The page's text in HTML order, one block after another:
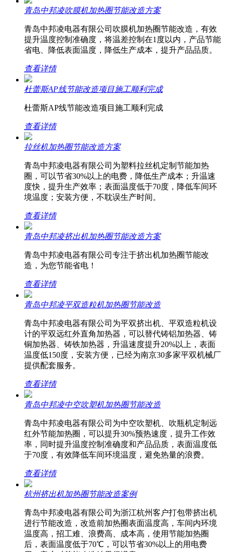
青岛中邦凌吹膜机加热圈节能改造方案
青岛中邦凌电器有限公司吹膜机加热圈节能改造，有效
提升温度控制准确度，将温差控制在1度以内，产品节能
省电、降低表面温度，降低生产成本，提升产品品质。
查看详情
杜蕾斯AP线节能改造项目施工顺利完成
杜蕾斯AP线节能改造项目施工顺利完成
查看详情
拉丝机加热圈节能改造方案
青岛中邦凌电器有限公司为塑料拉丝机定制节能加热
圈，可以节省30%以上的电费，降低生产成本；升温速
度快，提升生产效率；表面温度低于70度，降低车间环
境温度；安装方便，不耽误生产时间。
查看详情
青岛中邦凌挤出机加热圈节能改造方案
青岛中邦凌电器有限公司专注于挤出机加热圈节能改
造，为您节能省电！
查看详情
青岛中邦凌平双造粒机加热圈节能改造
青岛中邦凌电器有限公司为平双挤出机、平双造粒机设
计的平双远红外直角加热器，可以替代铸铝加热器、铸
铜加热器、铸铁加热器，升温速度提升20%以上，表面
温度低150度，安装方便，已经为南京30多家平双机械厂
提供配套服务。
查看详情
青岛中邦凌中空吹塑机加热圈节能改造
青岛中邦凌电器有限公司为中空吹塑机、吹瓶机定制远
红外节能加热圈，可以提升30%预热速度，提升工作效
率，同时提升温度控制准确度和产品品质，表面温度低
于70度，有效降低车间环境温度，避免热量的浪费。
查看详情
杭州挤出机加热圈节能改造案例
青岛中邦凌电器有限公司为浙江杭州客户打包带挤出机
进行节能改造，改造前加热圈表面温度高，车间内环境
温度高，招工难、浪费高、成本高，使用节能加热圈
后，表面温度低于70℃，可以节省30%以上的用电费